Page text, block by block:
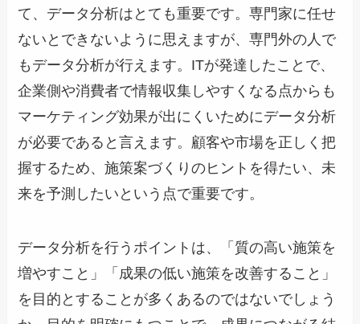
て、データ分析はとても重要です。専門家に任せ
ないとできないように思えますが、専門外の人で
もデータ分析が行えます。ITが発達したことで、
企業側や消費者で情報収集しやすくなる点からも
マーケティング効果が出にくいためにデータ分析
が必要であると言えます。顧客や市場を正しく把
握するため、施策案づくりのヒントを得たい、未
来を予測したいという点で重要です。
データ分析を行うポイントは、「質の高い施策を
増やすこと」「成果の低い施策を改善すること」
を目的とすることが多くあるのではないでしょう